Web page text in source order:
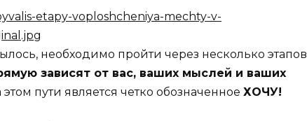
необходимо пройти через несколько этапов
зависят от вас, ваших мыслей и ваших
пути является четко обозначенное ХОЧУ!